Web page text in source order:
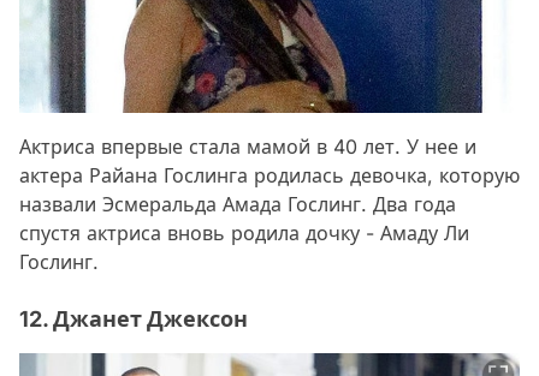
Актриса впервые стала мамой в 40 лет. У нее и
актера Райана Гослинга родилась девочка, которую
назвали Эсмеральда Амада Гослинг. Два года
спустя актриса вновь родила дочку - Амаду Ли
Гослинг.
12. Джанет Джексон